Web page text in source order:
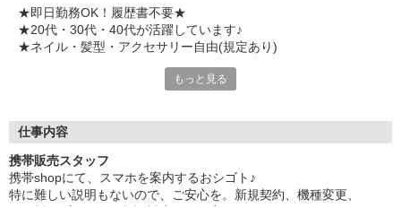
★即日勤務OK！履歴書不要★
★20代・30代・40代が活躍しています♪
★ネイル・髪型・アクセサリー自由(規定あり)
でも心配ご無用！
お互いに教え合ったり、フォローしあったりする
和気あいあいとした人間関係がある店舗ばかり！
皆で一緒にステップアップしましょう♪
もっと見る
仕事内容
携帯販売スタッフ
携帯shopにて、スマホを案内するおシゴト♪
特に難しい説明もないので、ご安心を。新規契約、機種変更、